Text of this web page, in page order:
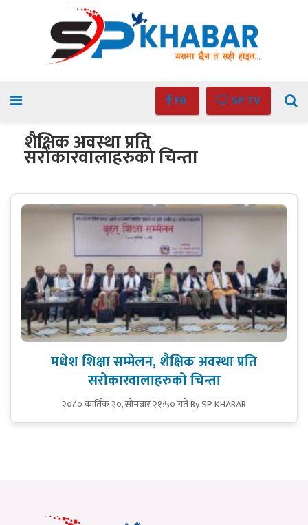
FB SP TV
शैक्षिक अवस्था प्रति
सरोकारवालाहरुको चिन्ता
मधेश शिक्षा सम्मेलन, शैक्षिक अवस्था प्रति
सरोकारवालाहरुको चिन्ता
२०८० कार्तिक २०, सोमबार २१:५० गतेBy SP KHABAR